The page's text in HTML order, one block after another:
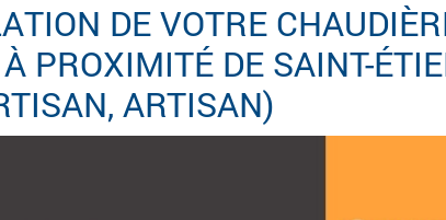
DE VOTRE
PROXIMITÉ DE SAINT-
ARTISAN)